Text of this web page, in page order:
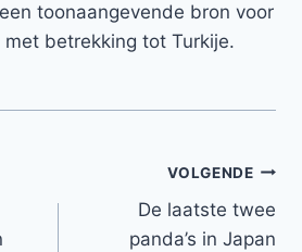
toonaangevende bron voor
betrekking tot Turkije.
VOLGENDE
De laatste twee
panda’s in Japan